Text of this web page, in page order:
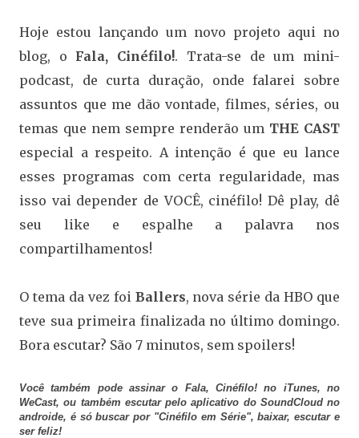
Hoje estou lançando um novo projeto aqui no
blog, o Fala, Cinéfilo!. Trata-se de um mini-
podcast, de curta duração, onde falarei sobre
assuntos que me dão vontade, filmes, séries, ou
temas que nem sempre renderão um THE CAST
especial a respeito. A intenção é que eu lance
esses programas com certa regularidade, mas
isso vai depender de VOCÊ, cinéfilo! Dê play, dê
seu like e espalhe a palavra nos
compartilhamentos!
O tema da vez foi Ballers, nova série da HBO que
teve sua primeira finalizada no último domingo.
Bora escutar? São 7 minutos, sem spoilers!
Você também pode assinar o Fala, Cinéfilo! no iTunes, no
WeCast, ou também escutar pelo aplicativo do SoundCloud no
androide, é só buscar por "Cinéfilo em Série", baixar, escutar e
ser feliz!